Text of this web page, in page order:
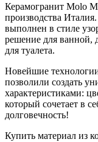
Керамогранит Molo
производства
выполнен в стиле
решение для ванной,
для туалета.
Новейшие
позволили создать
характеристиками:
который сочетает в
долговечность!
Купить материал из